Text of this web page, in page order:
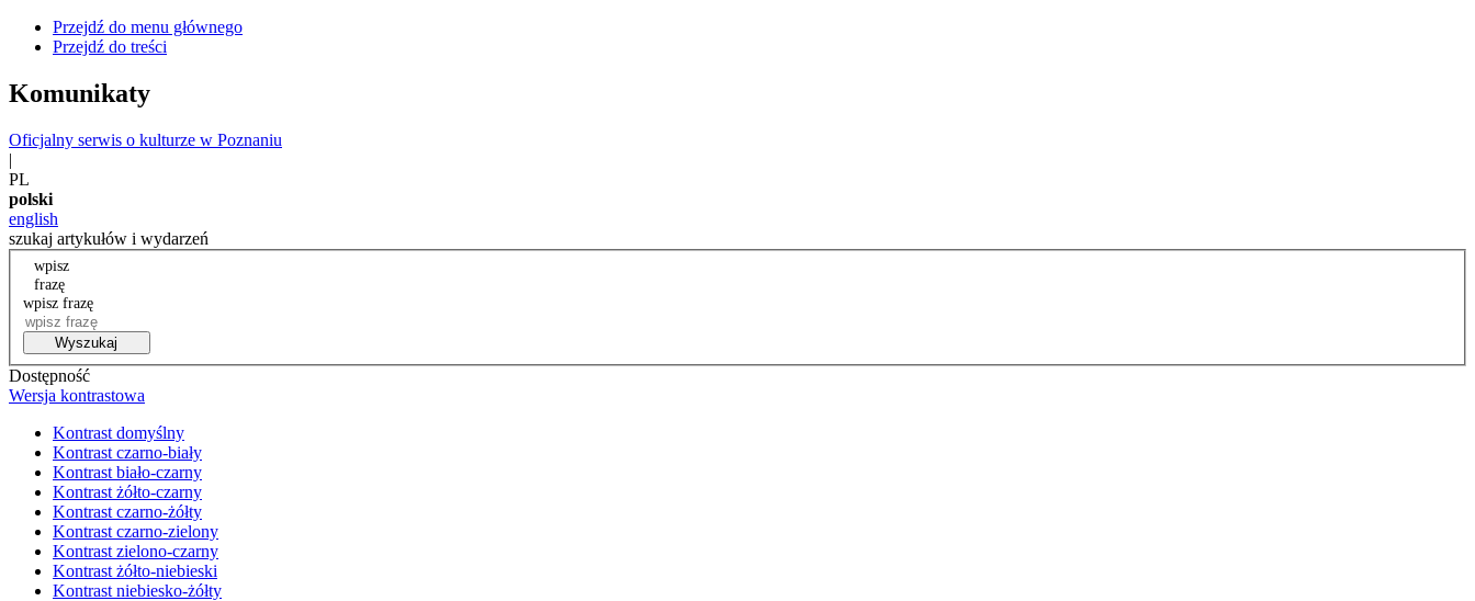
Przejdź do menu głównego
Przejdź do treści
Komunikaty
Oficjalny serwis o kulturze w Poznaniu
|
PL
polski
english
szukaj artykułów i wydarzeń
wpisz
frazę
wpisz frazę
Wyszukaj
Dostępność
Wersja kontrastowa
Kontrast domyślny
Kontrast czarno-biały
Kontrast biało-czarny
Kontrast żółto-czarny
Kontrast czarno-żółty
Kontrast czarno-zielony
Kontrast zielono-czarny
Kontrast żółto-niebieski
Kontrast niebiesko-żółty